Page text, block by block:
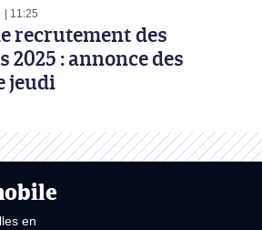
11:25
recrutement des
2025 : annonce des
jeudi
en